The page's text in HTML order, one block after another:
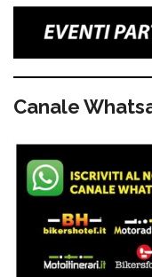
Canale